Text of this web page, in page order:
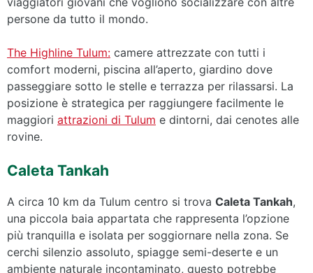
persone da tutto il mondo.
The Highline Tulum: camere attrezzate con tutti i
comfort moderni, piscina all’aperto, giardino dove
passeggiare sotto le stelle e terrazza per rilassarsi. La
posizione è strategica per raggiungere facilmente le
maggiori attrazioni di Tulum e dintorni, dai cenotes alle
rovine.
Caleta Tankah
A circa 10 km da Tulum centro si trova Caleta Tankah,
una piccola baia appartata che rappresenta l’opzione
più tranquilla e isolata per soggiornare nella zona. Se
cerchi silenzio assoluto, spiagge semi-deserte e un
ambiente naturale incontaminato, questo potrebbe